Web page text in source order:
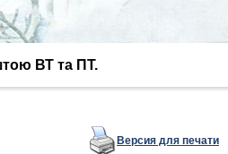
ВТ та ПТ.
Версия для печати